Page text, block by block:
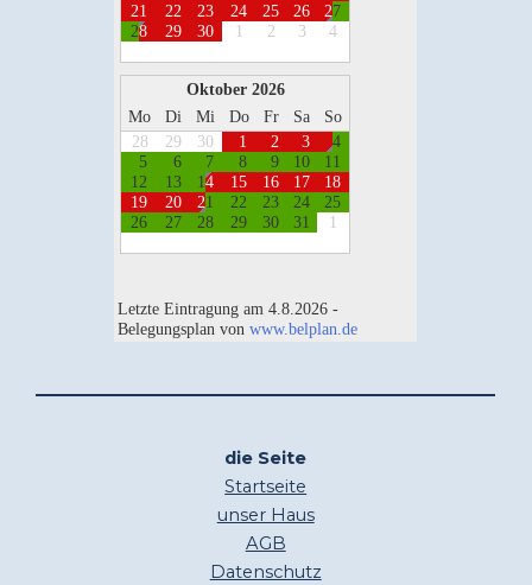
die Seite
Startseite
unser Haus
AGB
Datenschutz